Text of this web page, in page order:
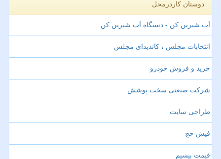
دوستان کاردرمحل
آب شیرین کن - دستگاه آب شیرین کن
انتخابات مجلس ، کاندیدای مجلس
خرید و فروش خودرو
شرکت صنعتی سخت پوشش
طراحی سایت
فیش حج
قیمت بیسیم